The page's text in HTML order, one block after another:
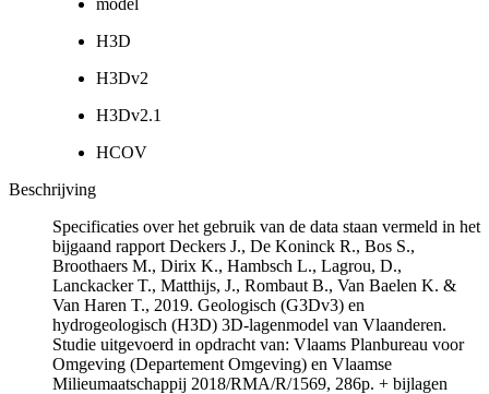
H3D
H3Dv2
H3Dv2.1
HCOV
Beschrijving
Specificaties over het gebruik van de data staan vermeld in het
bijgaand rapport Deckers J., De Koninck R., Bos S.,
Broothaers M., Dirix K., Hambsch L., Lagrou, D.,
Lanckacker T., Matthijs, J., Rombaut B., Van Baelen K. &
Van Haren T., 2019. Geologisch (G3Dv3) en
hydrogeologisch (H3D) 3D-lagenmodel van Vlaanderen.
Studie uitgevoerd in opdracht van: Vlaams Planbureau voor
Omgeving (Departement Omgeving) en Vlaamse
Milieumaatschappij 2018/RMA/R/1569, 286p. + bijlagen